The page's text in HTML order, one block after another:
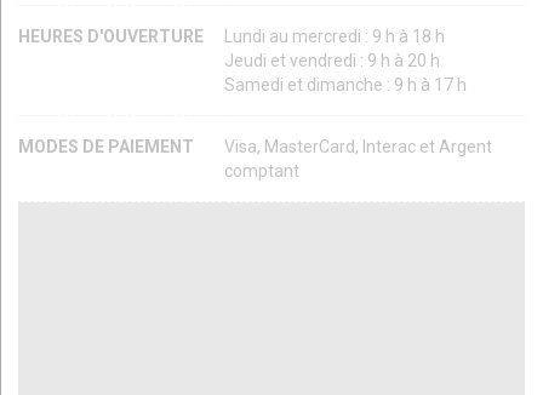
HEURES D'OUVERTURE
Lundi au mercredi : 9 h à 18 h
Jeudi et vendredi : 9 h à 20 h
Samedi et dimanche : 9 h à 17 h
MODES DE PAIEMENT
Visa, MasterCard, Interac et Argent
comptant